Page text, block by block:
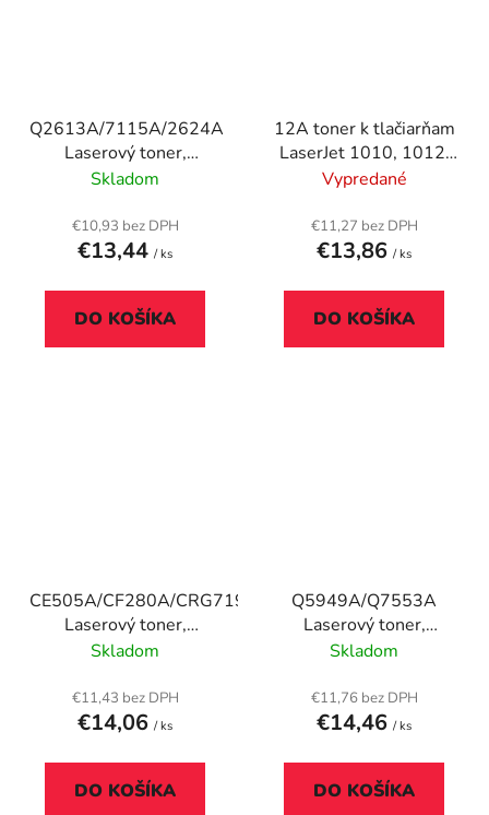
Q2613A/7115A/2624A
Laserový toner,
univerzálny, TENDER®,
Skladom
€10,93 bez DPH
€13,44 / ks
DO KOŠÍKA
12A toner k tlačiarňam
LaserJet 1010, 1012,
1015, VICTORIA
3K
Vypredané
€11,27 bez DPH
€13,86 / ks
DO KOŠÍKA
CE505A/CF280A/CRG719
Laserový toner,
univerzálny, TENDER®,
Skladom
€11,43 bez DPH
€14,06 / ks
DO KOŠÍKA
Q5949A/Q7553A
Laserový toner,
univerzálny, TENDER®,
Skladom
€11,76 bez DPH
€14,46 / ks
DO KOŠÍKA